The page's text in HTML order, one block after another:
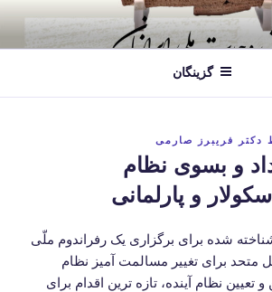
گزینگان
دکتر فریبرز صارمی
و بسوی نظام
و پارلمانی
15 چهره شناخته شده برای برگزاری یک رفراندوم ملّی
متحد برای تغییر مسالمت آمیز نظام
تعیین نظام آینده، تازه ترین اقدام برای